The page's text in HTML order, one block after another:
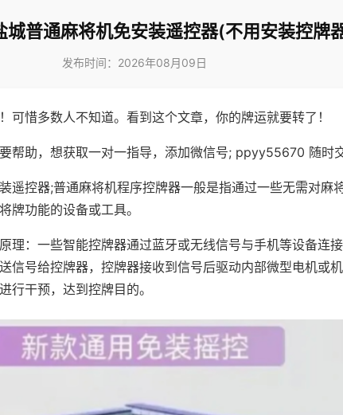
城普通麻将机免安装遥控器(不用安装控牌
发布时间：2026年08月09日
可惜多数人不知道。看到这个文章，你的牌运就要转了！
帮助，想获取一对一指导，添加微信号; ppyy55670 随时交
遥控器;普通麻将机程序控牌器一般是指通过一些无需对麻
牌功能的设备或工具。
理：一些智能控牌器通过蓝牙或无线信号与手机等设备连
信号给控牌器，控牌器接收到信号后驱动内部微型电机或
行干预，达到控牌目的。